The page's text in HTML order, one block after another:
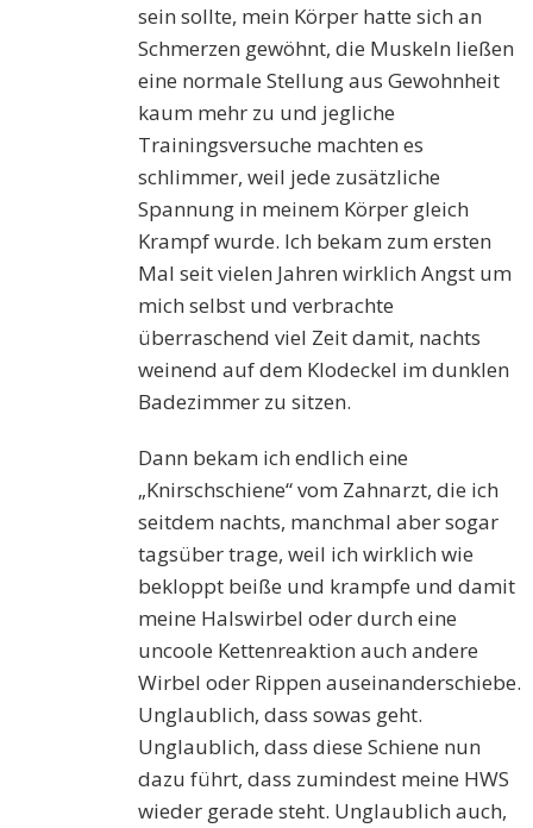
sein sollte, mein Körper hatte sich an
Schmerzen gewöhnt, die Muskeln ließen
eine normale Stellung aus Gewohnheit
kaum mehr zu und jegliche
Trainingsversuche machten es
schlimmer, weil jede zusätzliche
Spannung in meinem Körper gleich
Krampf wurde. Ich bekam zum ersten
Mal seit vielen Jahren wirklich Angst um
mich selbst und verbrachte
überraschend viel Zeit damit, nachts
weinend auf dem Klodeckel im dunklen
Badezimmer zu sitzen.
Dann bekam ich endlich eine
„Knirschschiene“ vom Zahnarzt, die ich
seitdem nachts, manchmal aber sogar
tagsüber trage, weil ich wirklich wie
bekloppt beiße und krampfe und damit
meine Halswirbel oder durch eine
uncoole Kettenreaktion auch andere
Wirbel oder Rippen auseinanderschiebe.
Unglaublich, dass sowas geht.
Unglaublich, dass diese Schiene nun
dazu führt, dass zumindest meine HWS
wieder gerade steht. Unglaublich auch,